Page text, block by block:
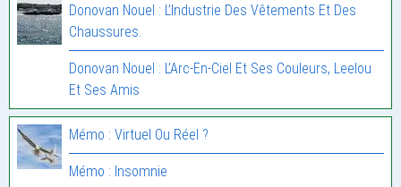
Donovan Nouel : L’Industrie Des Vêtements Et Des
Chaussures.
Donovan Nouel : L’Arc-En-Ciel Et Ses Couleurs, Leelou
Et Ses Amis
Mémo : Virtuel Ou Réel ?
Mémo : Insomnie